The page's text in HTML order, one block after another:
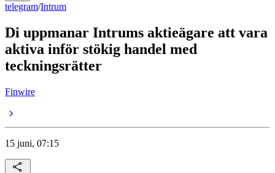
telegram/Intrum
Di uppmanar Intrums aktieägare att vara
aktiva inför stökig handel med
teckningsrätter
Finwire
15 juni, 07:15